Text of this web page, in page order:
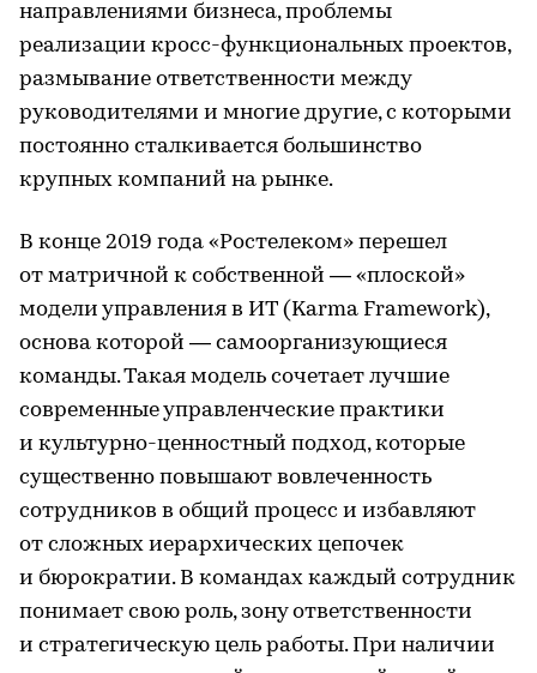
направлениями бизнеса, проблемы
реализации кросс-функциональных проектов,
размывание ответственности между
руководителями и многие другие, с которыми
постоянно сталкивается большинство
крупных компаний на рынке.
В конце 2019 года «Ростелеком» перешел
от матричной к собственной — «плоской»
модели управления в ИТ (Karma Framework),
основа которой — самоорганизующиеся
команды. Такая модель сочетает лучшие
современные управленческие практики
и культурно-ценностный подход, которые
существенно повышают вовлеченность
сотрудников в общий процесс и избавляют
от сложных иерархических цепочек
и бюрократии. В командах каждый сотрудник
понимает свою роль, зону ответственности
и стратегическую цель работы. При наличии